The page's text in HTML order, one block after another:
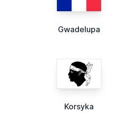
Gwadelupa
Korsyka